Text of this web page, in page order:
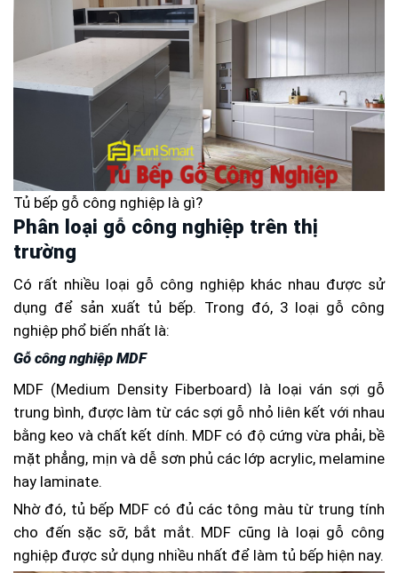
Tủ bếp gỗ công nghiệp là gì?
Phân loại gỗ công nghiệp trên thị
trường
Có rất nhiều loại gỗ công nghiệp khác nhau được sử
dụng để sản xuất tủ bếp. Trong đó, 3 loại gỗ công
nghiệp phổ biến nhất là:
Gỗ công nghiệp MDF
MDF (Medium Density Fiberboard) là loại ván sợi gỗ
trung bình, được làm từ các sợi gỗ nhỏ liên kết với nhau
bằng keo và chất kết dính. MDF có độ cứng vừa phải, bề
mặt phẳng, mịn và dễ sơn phủ các lớp acrylic, melamine
hay laminate.
Nhờ đó, tủ bếp MDF có đủ các tông màu từ trung tính
cho đến sặc sỡ, bắt mắt. MDF cũng là loại gỗ công
nghiệp được sử dụng nhiều nhất để làm tủ bếp hiện nay.